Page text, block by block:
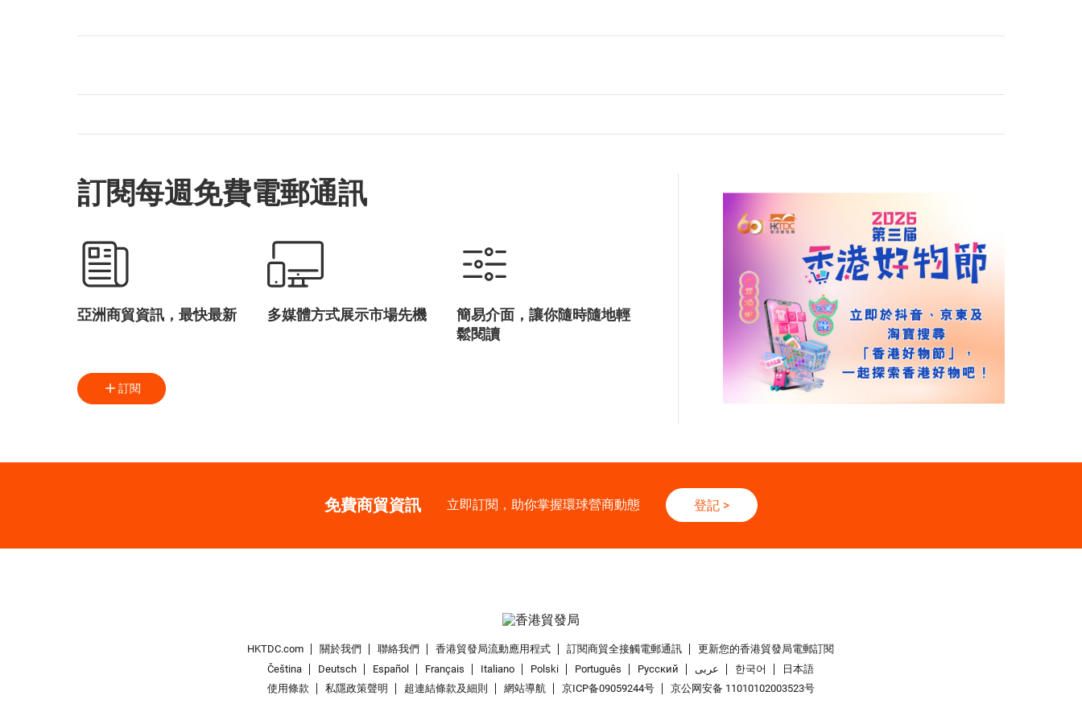
訂閱每週免費電郵通訊
亞洲商貿資訊，最快最新 多媒體方式展示市場先機
簡易介面，讓你隨時隨地輕
鬆閱讀
訂閱
免費商貿資訊 立即訂閱，助你掌握環球營商動態 登記>
HKTDC.com 關於我們 聯絡我們 香港貿發局流動應用程式 訂閱商貿全接觸電郵通訊
更新您的香港貿發局電郵訂閱
Čeština
Deutsch Español Français Italiano Polski Português Pусский عربى 한국어
日本語
使用條款
私隱政策聲明 超連結條款及細則 網站導航 京ICP备09059244号 京公网安备 11010102003523号